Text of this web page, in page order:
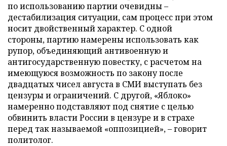
по использованию партии очевидны –
дестабилизация ситуации, сам процесс при этом
носит двойственный характер. С одной
стороны, партию намерены использовать как
рупор, объединяющий антивоенную и
антигосударственную повестку, с расчетом на
имеющуюся возможность по закону после
двадцатых чисел августа в СМИ выступать без
цензуры и ограничений. С другой, «Яблоко»
намеренно подставляют под снятие с целью
обвинить власти России в цензуре и в страхе
перед так называемой «оппозицией», – говорит
политолог.